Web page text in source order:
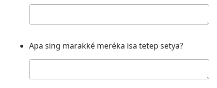
njenengan
Apa sing marakké meréka isa tetep setya?
njenengan